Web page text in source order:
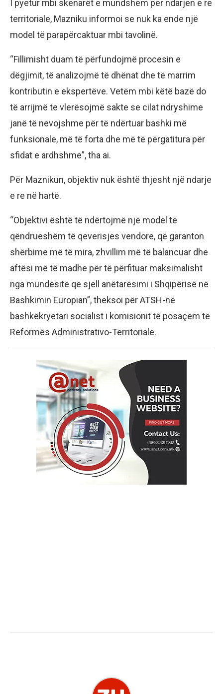
I pyetur mbi skenarët e mundshëm për ndarjen e re
territoriale, Mazniku informoi se nuk ka ende një
model të parapërcaktuar mbi tavolinë.
“Fillimisht duam të përfundojmë procesin e
dëgjimit, të analizojmë të dhënat dhe të marrim
kontributin e ekspertëve. Vetëm mbi këtë bazë do
të arrijmë te vlerësojmë sakte se cilat ndryshime
janë të nevojshme për të ndërtuar bashki më
funksionale, më të forta dhe më të përgatitura për
sfidat e ardhshme”, tha ai.
Për Maznikun, objektiv nuk është thjesht një ndarje
e re në hartë.
“Objektivi është të ndërtojmë një model të
qëndrueshëm të qeverisjes vendore, që garanton
shërbime më të mira, zhvillim më të balancuar dhe
aftësi më të madhe për të përfituar maksimalisht
nga mundësitë që sjell anëtarësimi i Shqipërisë në
Bashkimin Europian”, theksoi për ATSH-në
bashkëkryetari socialist i komisionit të posaçëm të
Reformës Administrativo-Territoriale.